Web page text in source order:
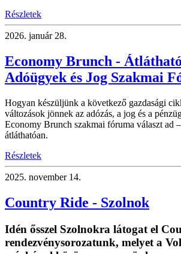
Részletek
2026. január 28.
Economy Brunch -
Adóügyek és Jog Szakmai
Hogyan készüljünk a következő gazdasági
változások jönnek az adózás, a jog és a
Economy Brunch szakmai fóruma választ ad
átláthatóan.
Részletek
2025. november 14.
Country Ride - Szolnok
Idén ősszel Szolnokra látogat el
rendezvénysorozatunk, melyet a